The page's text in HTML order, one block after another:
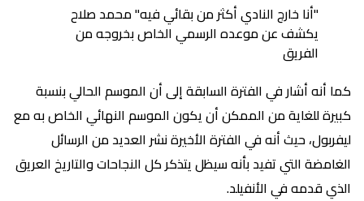
"أنا خارج النادي أكثر من بقائي فيه" محمد صلاح
يكشف عن موعده الرسمي الخاص بخروجه من
الفريق
كما أنه أشار في الفترة السابقة إلى أن الموسم الحالي بنسبة
كبيرة للغاية من الممكن أن يكون الموسم النهائي الخاص به مع
ليفربول، حيث أنه في الفترة الأخيرة نشر العديد من الرسائل
الغامضة التي تفيد بأنه سيظل يتذكر كل النجاحات والتاريخ العريق
الذي قدمه في الأنفيلد.